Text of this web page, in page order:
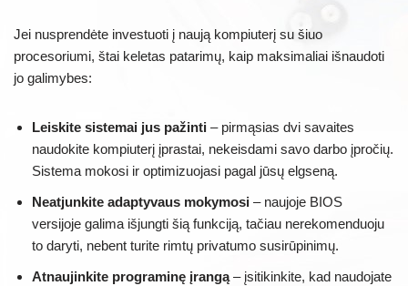
Jei nusprendėte investuoti į naują kompiuterį su šiuo
procesoriumi, štai keletas patarimų, kaip maksimaliai išnaudoti
jo galimybes:
Leiskite sistemai jus pažinti – pirmąsias dvi savaites
naudokite kompiuterį įprastai, nekeisdami savo darbo įpročių.
Sistema mokosi ir optimizuojasi pagal jūsų elgseną.
Neatjunkite adaptyvaus mokymosi – naujoje BIOS
versijoje galima išjungti šią funkciją, tačiau nerekomenduoju
to daryti, nebent turite rimtų privatumo susirūpinimų.
Atnaujinkite programinę įrangą– įsitikinkite, kad naudojate